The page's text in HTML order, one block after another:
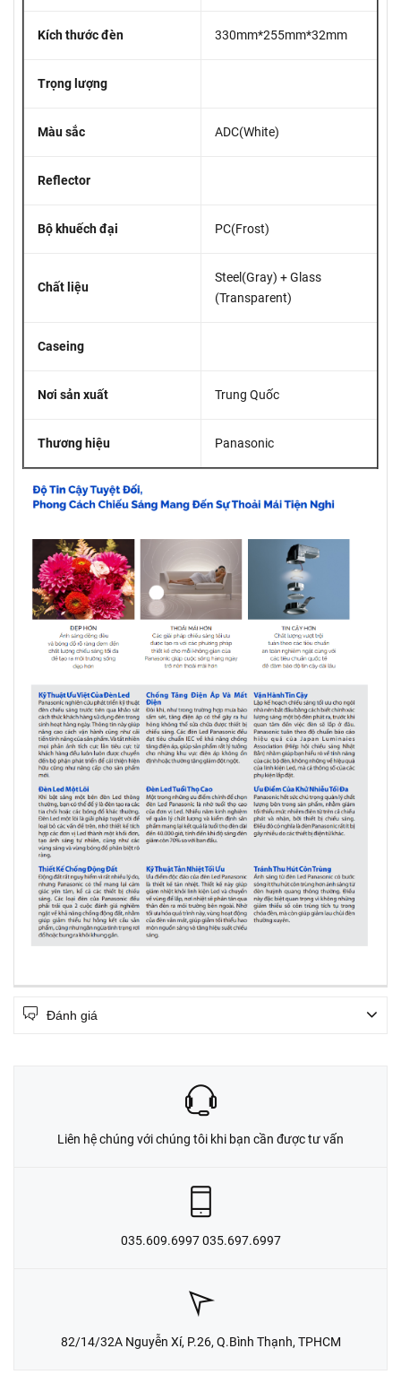
Kích thước đèn 330mm*255mm*32mm
Trọng lượng
Màu sắc ADC(White)
Reflector
Bộ khuếch đại PC(Frost)
Chất liệu
Steel(Gray) + Glass
(Transparent)
Caseing
Nơi sản xuất Trung Quốc
Thương hiệu Panasonic
Đánh giá
Liên hệ chúng với chúng tôi khi bạn cần được tư vấn
035.609.6997 035.697.6997
82/14/32A Nguyễn Xí, P.26, Q.Bình Thạnh, TPHCM